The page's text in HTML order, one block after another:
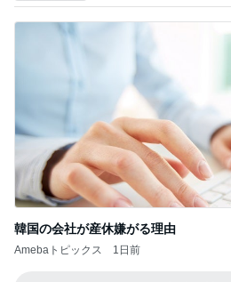
韓国の会社が産休嫌がる理由
Amebaトピックス 1日前
記事を読む